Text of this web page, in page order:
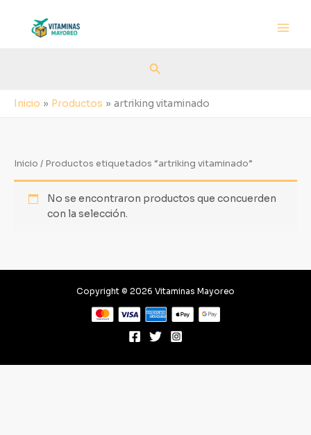
contenido
Buscar
Inicio Productos artriking vitaminado
Inicio / Productos etiquetados “artriking vitaminado”
No se encontraron productos que concuerden
con la selección.
Copyright © 2026 Vitaminas Mayoreo